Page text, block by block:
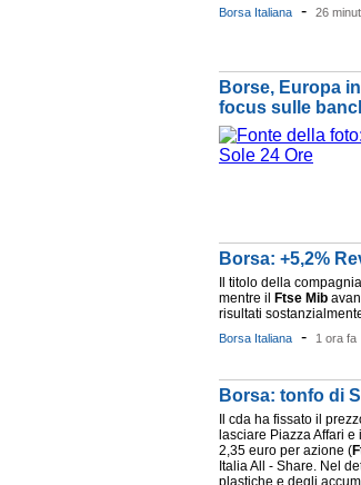
Borsa Italiana - 26
Borse, Europa
focus sulle
Borsa: +5,2%
Il titolo della
mentre il
Ftse Mib
risultati
Borsa Italiana - 1 ora fa
Borsa: tonfo di
Il cda ha fissato il
lasciare Piazza Affari
2,35 euro per azione (
Italia All - Share. Nel
plastiche e degli